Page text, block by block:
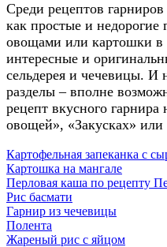
Среди рецептов
как простые и недорогие
овощами или картошки в
интересные и
сельдерея и чечевицы. И
разделы – вполне
рецепт вкусного гарнира
овощей», «Закусках» или
Картофельная запеканка с
Картошка на мангале
Перловая каша по рецепту
Рис басмати
Гарнир из чечевицы
Полента
Жареный рис с яйцом